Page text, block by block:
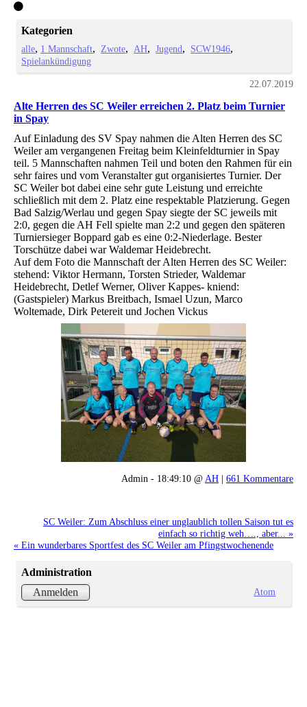
Kategorien
alle 1 Mannschaft Zwote AH Jugend
SCW1946
Spielankündigung
22.07.2019
Alte Herren des SC Weiler erreichen 2. Platz beim Turnier
in Spay
Auf Einladung des SV Spay nahmen die Alten Herren des SC
Weiler am vergangenen Freitag beim Kleinfeldturnier in Spay
teil. 5 Mannschaften nahmen Teil und boten den Rahmen für ein
sehr faires und vom Veranstalter gut organisiertes Turnier. Der
SC Weiler bot dabei eine sehr gute Leistung und erreichte
schließlich mit dem 2. Platz eine respektable Platzierung. Gegen
Bad Salzig/Werlau und gegen Spay siegte der SC jeweils mit
2:0, gegen die AH Fell spielte man 2:2 und gegen den späteren
Turniersieger Boppard gab es eine 0:2-Niederlage. Bester
Torschütze dabei war Waldemar Heidebrecht.
Auf dem Foto die Mannschaft der Alten Herren des SC Weiler:
stehend: Viktor Hermann, Torsten Strieder, Waldemar
Heidebrecht, Detlef Werner, Oliver Kappes- kniend:
(Gastspieler) Markus Breitbach, Ismael Uzun, Marco
Woltemade, Dirk Petereit und Jochen Vickus
Admin - 18:49:10 @ AH | 661 Kommentare
SC Weiler: Zum Abschluss einer unglaublich tollen Saison tut es
einfach so richtig weh…., aber... »
« Ein wunderbares Sportfest des SC Weiler am Pfingstwochenende
Administration
Anmelden
Atom